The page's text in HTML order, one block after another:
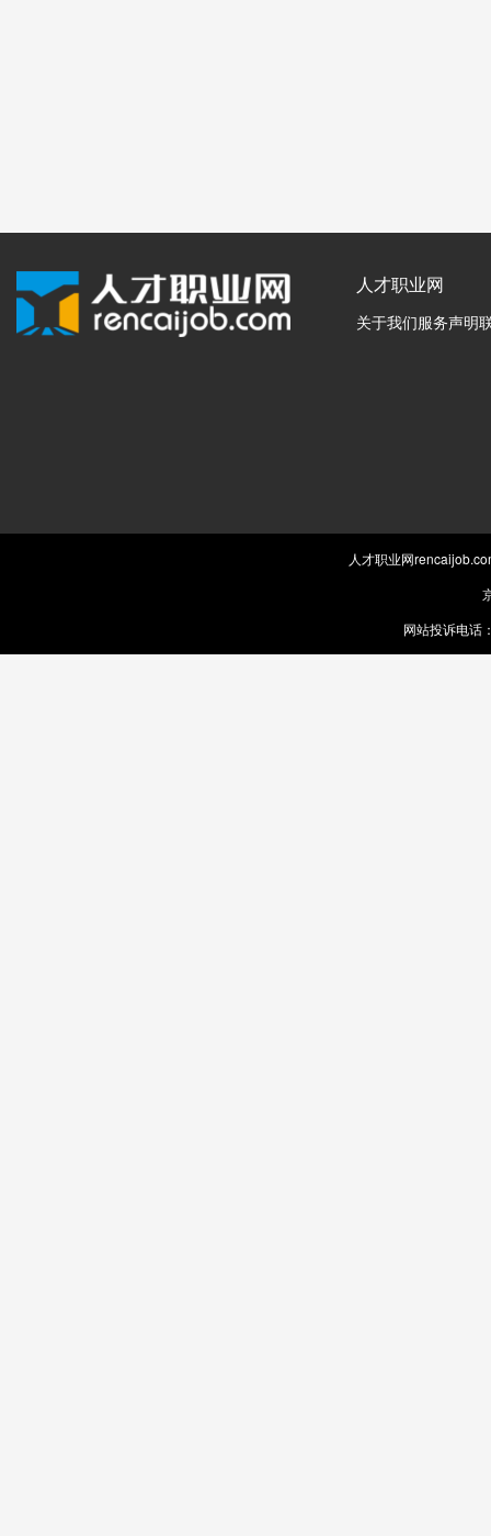
人才职业网
关于我们服务声明
人才职业网
网站投诉电话